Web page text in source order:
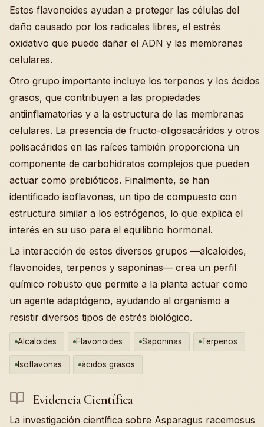
Estos flavonoides ayudan a proteger las células del
daño causado por los radicales libres, el estrés
oxidativo que puede dañar el ADN y las membranas
celulares.
Otro grupo importante incluye los terpenos y los ácidos
grasos, que contribuyen a las propiedades
antiinflamatorias y a la estructura de las membranas
celulares. La presencia de fructo-oligosacáridos y otros
polisacáridos en las raíces también proporciona un
componente de carbohidratos complejos que pueden
actuar como prebióticos. Finalmente, se han
identificado isoflavonas, un tipo de compuesto con
estructura similar a los estrógenos, lo que explica el
interés en su uso para el equilibrio hormonal.
La interacción de estos diversos grupos —alcaloides,
flavonoides, terpenos y saponinas— crea un perfil
químico robusto que permite a la planta actuar como
un agente adaptógeno, ayudando al organismo a
resistir diversos tipos de estrés biológico.
Alcaloides Flavonoides Saponinas Terpenos
Isoflavonas ácidos grasos
Evidencia Científica
La investigación científica sobre Asparagus racemosus